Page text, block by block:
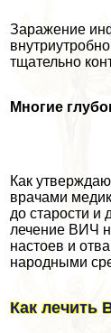
Заражение
тщательно
Многие
Как
врачами
до старости и
лечение ВИЧ
настоев и
народными
Как лечить